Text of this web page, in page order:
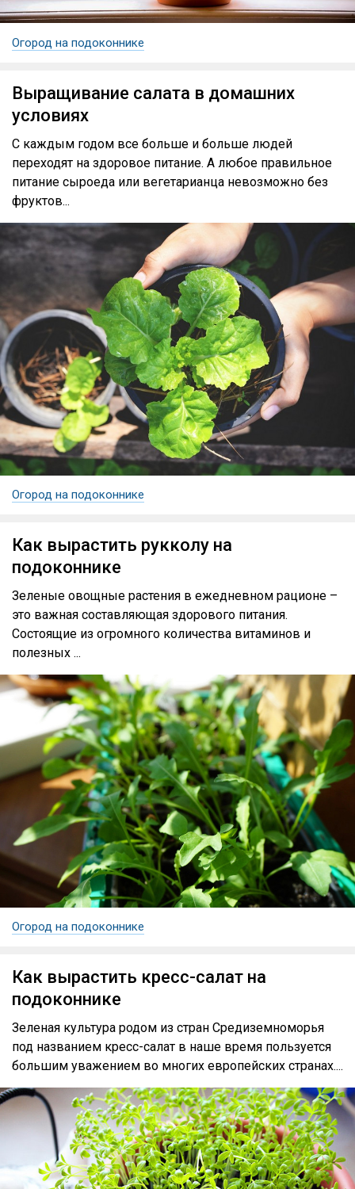
Огород на подоконнике
Выращивание салата в домашних
условиях
С каждым годом все больше и больше людей
переходят на здоровое питание. А любое правильное
питание сыроеда или вегетарианца невозможно без
фруктов...
Огород на подоконнике
Как вырастить рукколу на
подоконнике
Зеленые овощные растения в ежедневном рационе –
это важная составляющая здорового питания.
Состоящие из огромного количества витаминов и
полезных ...
Огород на подоконнике
Как вырастить кресс-салат на
подоконнике
Зеленая культура родом из стран Средиземноморья
под названием кресс-салат в наше время пользуется
большим уважением во многих европейских странах....